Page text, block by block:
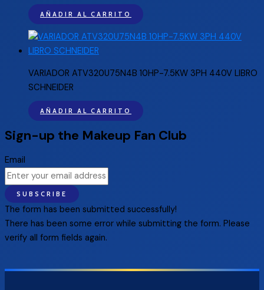
AÑADIR AL CARRITO
VARIADOR ATV320U75N4B 10HP-7.5KW 3PH 440V LIBRO
SCHNEIDER
AÑADIR AL CARRITO
Sign-up the Makeup Fan Club
Email
SUBSCRIBE
The form has been submitted successfully!
There has been some error while submitting the form. Please
verify all form fields again.